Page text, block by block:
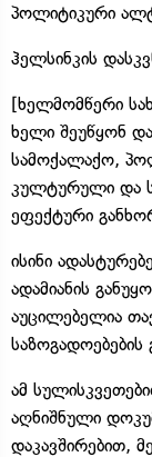
პოლიტიკური
ჰელსინკის
[ხელმომწერი
ხელი შეუწყონ
სამოქალაქო,
კულტურული და
ეფექტური
ისინი
ადამიანის
აუცილებელია
საზოგადოებების
ამ
აღნიშნული
დაკავშირებით,